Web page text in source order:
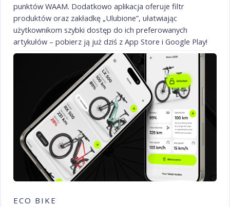
punktów WAAM. Dodatkowo aplikacja oferuje filtr
produktów oraz zakładkę „Ulubione”, ułatwiając
użytkownikom szybki dostęp do ich preferowanych
artykułów – pobierz ją już dziś z App Store i Google Play!
ECO BIKE